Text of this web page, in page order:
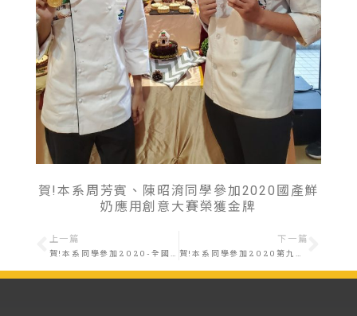
賀!本系周芳賓、陳昭淯同學參加2020國產鮮
奶應用創意大賽榮獲金牌
上一篇
賀!本系同學參加2020-全國創意烘焙競賽「經典馬卡龍」大賽榮獲優勝
下一篇
賀!本系同學參加2020第九屆「台江盃」國家公園公益旅遊行程規劃比賽榮獲季軍